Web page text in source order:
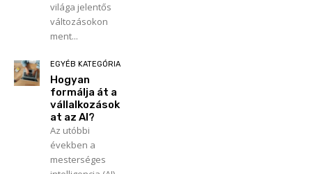
világa jelentős
változásokon
ment...
EGYÉB KATEGÓRIA
Hogyan
formálja át a
vállalkozások
at az AI?
Az utóbbi
években a
mesterséges